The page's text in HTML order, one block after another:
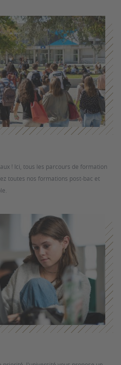
! Ici, tous les parcours de formation
toutes nos formations post-bac et